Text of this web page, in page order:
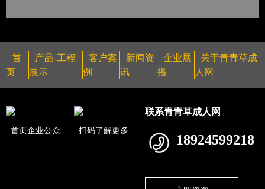
首
页
产品-工程
展示
客户案
例
新闻资
讯
企业展
播
关于青青草成
人网
首页企业公众 扫码了解更多
联系青青草成人网
18924599218